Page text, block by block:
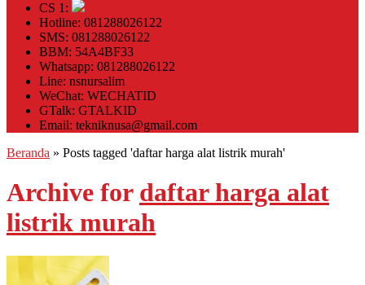
CS 1:
Hotline: 081288026122
SMS: 081288026122
BBM: 54A4BF33
Whatsapp: 081288026122
Line: nsnursalim
WeChat: WECHATID
GTalk: GTALKID
Email: tekniknusa@gmail.com
Beranda » Posts tagged 'daftar harga alat listrik murah'
Archive for daftar harga alat
listrik murah